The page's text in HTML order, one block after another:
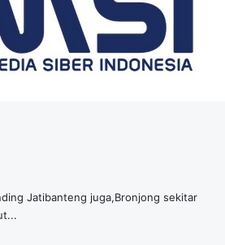
Jatibanteng juga,Bronjong sekitar